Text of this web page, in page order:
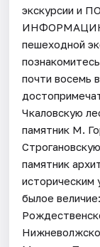
экскурсии
пешеходной
почти восемь
Чкаловскую
памятник М.
памятник
историческим
былое